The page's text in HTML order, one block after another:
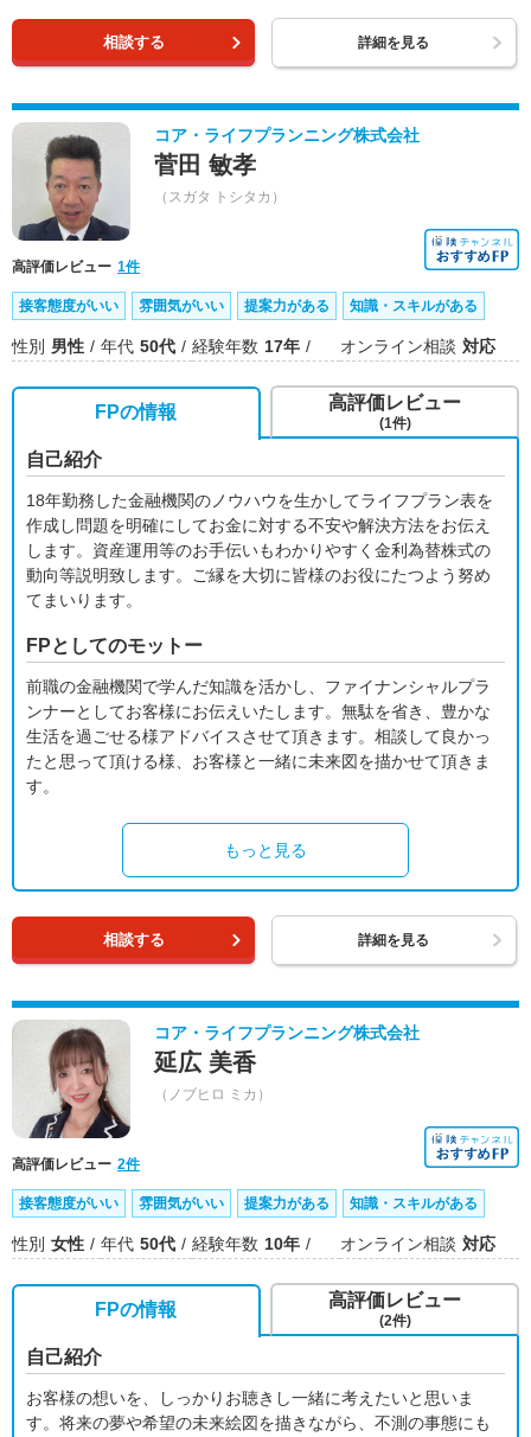
相談する 詳細を見る
コア・ライフプランニング株式会社
菅田 敏孝
（スガタ トシタカ）
高評価レビュー 1件
接客態度がいい 雰囲気がいい 提案力がある 知識・スキルがある
性別 男性 年代 50代 経験年数 17年 オンライン相談 対応
FPの情報
自己紹介
18年勤務した金融機関のノウハウを生かしてライフプラン表を
作成し問題を明確にしてお金に対する不安や解決方法をお伝え
します。資産運用等のお手伝いもわかりやすく金利為替株式の
動向等説明致します。ご縁を大切に皆様のお役にたつよう努め
てまいります。
FPとしてのモットー
前職の金融機関で学んだ知識を活かし、ファイナンシャルプラ
ンナーとしてお客様にお伝えいたします。無駄を省き、豊かな
生活を過ごせる様アドバイスさせて頂きます。相談して良かっ
たと思って頂ける様、お客様と一緒に未来図を描かせて頂きま
す。
もっと見る
高評価レビュー
(1件)
相談する 詳細を見る
コア・ライフプランニング株式会社
延広 美香
（ノブヒロ ミカ）
高評価レビュー 2件
接客態度がいい 雰囲気がいい 提案力がある 知識・スキルがある
性別 女性 年代 50代 経験年数 10年 オンライン相談 対応
FPの情報
自己紹介
お客様の想いを、しっかりお聴きし一緒に考えたいと思いま
す。将来の夢や希望の未来絵図を描きながら、不測の事態にも
高評価レビュー
(2件)